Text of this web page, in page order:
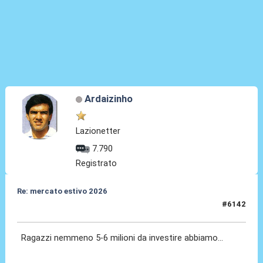
Ardaizinho
Lazionetter
7.790
Registrato
Re: mercato estivo 2026
#6142
Ragazzi nemmeno 5-6 milioni da investire abbiamo...